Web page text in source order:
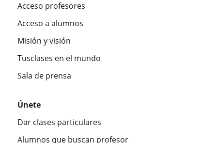
Acceso profesores
Acceso a alumnos
Misión y visión
Tusclases en el mundo
Sala de prensa
Únete
Dar clases particulares
Alumnos que buscan profesor